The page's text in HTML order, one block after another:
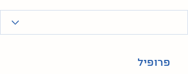
פרופיל